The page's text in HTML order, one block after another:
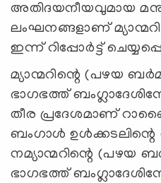
അതിദയനീയവുമായ
ലംഘനങ്ങളാണ്
ഇന്ന് റിപ്പോര്‍ട്ട്
മ്യാന്മറിന്റെ (പഴയ
ഭാഗഭത്ത്
തീര പ്രദേശമാണ്
ബംഗാള്‍
നമ്യാന്മറിന്റെ (പഴയ
ഭാഗഭത്ത്